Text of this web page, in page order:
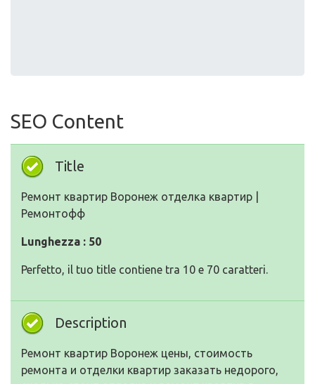
SEO Content
Title
Ремонт квартир Воронеж отделка квартир |
Ремонтофф
Lunghezza : 50
Perfetto, il tuo title contiene tra 10 e 70 caratteri.
Description
Ремонт квартир Воронеж цены, стоимость
ремонта и отделки квартир заказать недорого,